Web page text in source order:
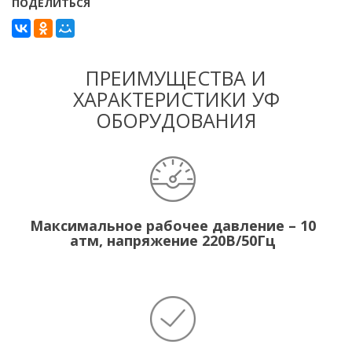
ПРЕИМУЩЕСТВА И
ХАРАКТЕРИСТИКИ УФ
ОБОРУДОВАНИЯ
Максимальное рабочее давление – 10
атм, напряжение 220В/50Гц